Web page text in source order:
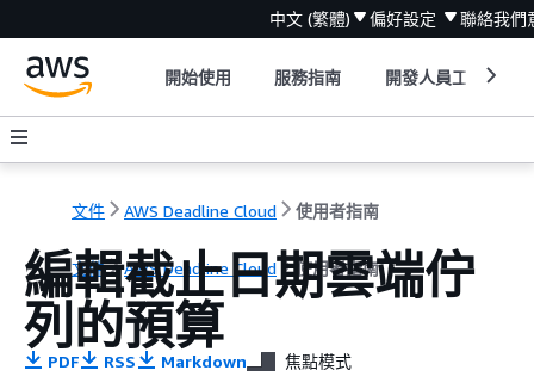
中文 (繁體) 偏好設定 聯絡我們
開始使用 服務指南 開發人員工具
文件 AWS Deadline Cloud 使用者指南
文件 AWS Deadline Cloud 使用者指南
編輯截止日期雲端佇
列的預算
PDF RSS Markdown 焦點模式